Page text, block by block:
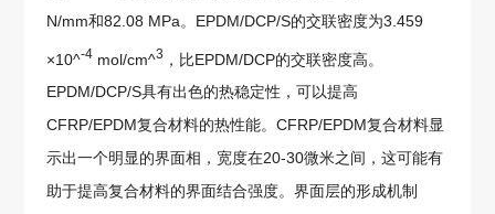
N/mm和82.08 MPa。EPDM/DCP/S的交联密度为3.459
×10^-4 mol/cm^3 ，比EPDM/DCP的交联密度高。
EPDM/DCP/S具有出色的热稳定性，可以提高
CFRP/EPDM复合材料的热性能。CFRP/EPDM复合材料显
示出一个明显的界面相，宽度在20-30微米之间，这可能有
助于提高复合材料的界面结合强度。界面层的形成机制